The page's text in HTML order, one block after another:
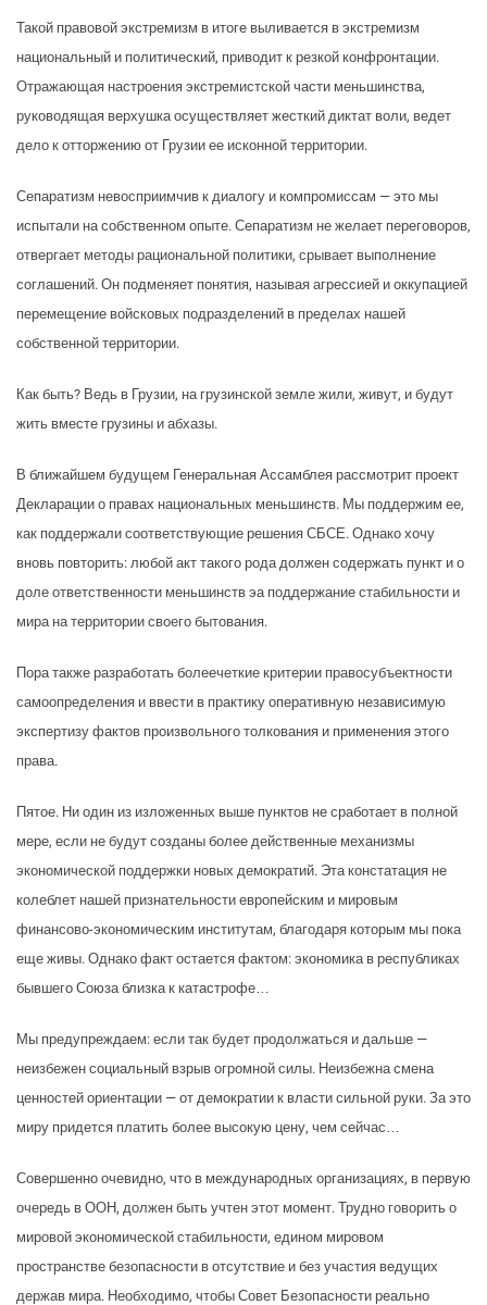
Такой правовой экстремизм в итоге выливается в экстремизм
национальный и политический, приводит к резкой конфронтации.
Отражающая настроения экстремистской части меньшинства,
руководящая верхушка осуществляет жесткий диктат воли, ведет
дело к отторжению от Грузии ее исконной территории.
Сепаратизм невосприимчив к диалогу и компромиссам — это мы
испытали на собственном опыте. Сепаратизм не желает переговоров,
отвергает методы рациональной политики, срывает выполнение
соглашений. Он подменяет понятия, называя агрессией и оккупацией
перемещение войсковых подразделений в пределах нашей
собственной территории.
Как быть? Ведь в Грузии, на грузинской земле жили, живут, и будут
жить вместе грузины и абхазы.
В ближайшем будущем Генеральная Ассамблея рассмотрит проект
Декларации о правах национальных меньшинств. Мы поддержим ее,
как поддержали соответствующие решения СБСЕ. Однако хочу
вновь повторить: любой акт такого рода должен содержать пункт и о
доле ответственности меньшинств эа поддержание стабильности и
мира на территории своего бытования.
Пора также разработать болеечеткие критерии правосубъектности
самоопределения и ввести в практику оперативную независимую
экспертизу фактов произвольного толкования и применения этого
права.
Пятое. Ни один из изложенных выше пунктов не сработает в полной
мере, если не будут созданы более действенные механизмы
экономической поддержки новых демократий. Эта констатация не
колеблет нашей признательности европейским и мировым
финансово-экономическим институтам, благодаря которым мы пока
еще живы. Однако факт остается фактом: экономика в республиках
бывшего Союза близка к катастрофе…
Мы предупреждаем: если так будет продолжаться и дальше —
неизбежен социальный взрыв огромной силы. Неизбежна смена
ценностей ориентации — от демократии к власти сильной руки. За это
миру придется платить более высокую цену, чем сейчас…
Совершенно очевидно, что в международных организациях, в первую
очередь в ООН, должен быть учтен этот момент. Трудно говорить о
мировой экономической стабильности, едином мировом
пространстве безопасности в отсутствие и без участия ведущих
держав мира. Необходимо, чтобы Совет Безопасности реально